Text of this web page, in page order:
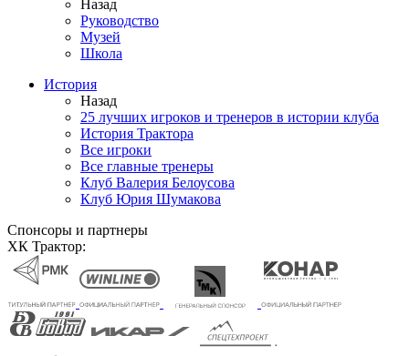
Назад
Руководство
Музей
Школа
История
Назад
25 лучших игроков и тренеров в истории клуба
История Трактора
Все игроки
Все главные тренеры
Клуб Валерия Белоусова
Клуб Юрия Шумакова
Спонсоры и партнеры
ХК Трактор: